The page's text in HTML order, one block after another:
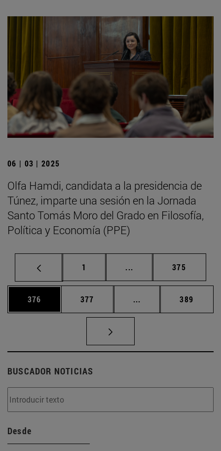
06 | 03 | 2025
Olfa Hamdi, candidata a la presidencia de
Túnez, imparte una sesión en la Jornada
Santo Tomás Moro del Grado en Filosofía,
Política y Economía (PPE)
Página
1 ... Páginas intermedias
Página
375
Página
376 Página
377 ... Páginas intermedias
Página
389
BUSCADOR NOTICIAS
Desde